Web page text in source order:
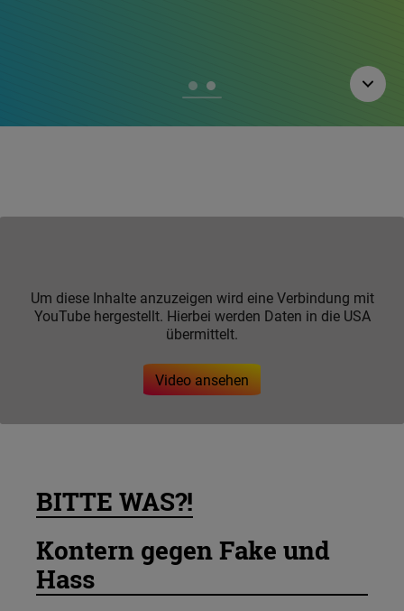
Um diese Inhalte anzuzeigen wird eine Verbindung mit
YouTube hergestellt. Hierbei werden Daten in die USA
übermittelt.
Video ansehen
BITTE WAS?!
Kontern gegen Fake und
Hass